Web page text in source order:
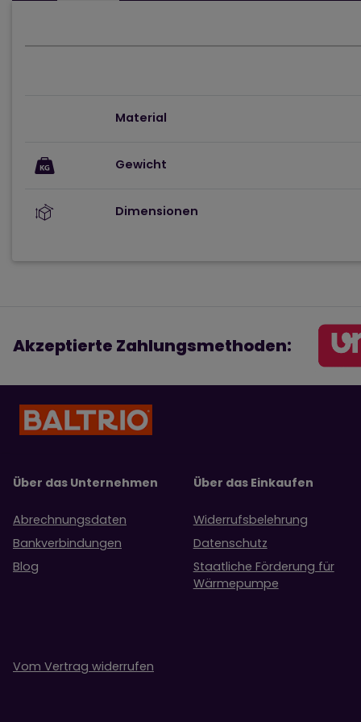
Material
Gewicht
Dimensionen
Akzeptierte Zahlungsmethoden:
Über das Unternehmen
Abrechnungsdaten
Bankverbindungen
Blog
Über das Einkaufen
Widerrufsbelehrung
Datenschutz
Staatliche Förderung für
Wärmepumpe
Vom Vertrag widerrufen